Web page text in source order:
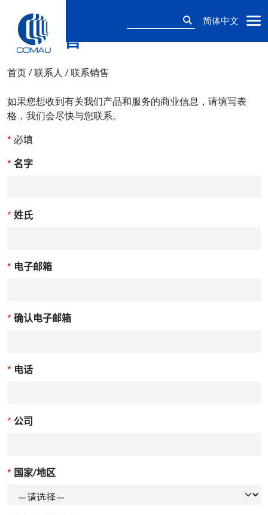
简体中文
联系销售
首页 /联系人 /联系销售
如果您想收到有关我们产品和服务的商业信息，请填写表
格，我们会尽快与您联系。
* 必填
* 名字
* 姓氏
* 电子邮箱
* 确认电子邮箱
* 电话
* 公司
* 国家/地区